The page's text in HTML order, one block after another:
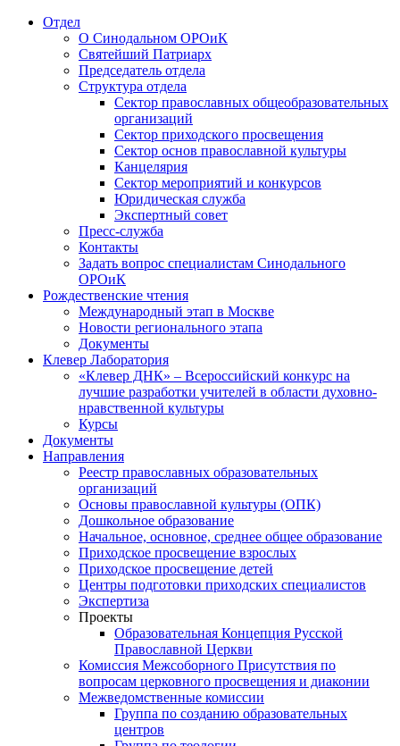
Отдел
О Синодальном ОРОиК
Святейший Патриарх
Председатель отдела
Структура отдела
Сектор православных общеобразовательных
организаций
Сектор приходского просвещения
Сектор основ православной культуры
Канцелярия
Сектор мероприятий и конкурсов
Юридическая служба
Экспертный совет
Пресс-служба
Контакты
Задать вопрос специалистам Синодального
ОРОиК
Рождественские чтения
Международный этап в Москве
Новости регионального этапа
Документы
Клевер Лаборатория
«Клевер ДНК» – Всероссийский конкурс на
лучшие разработки учителей в области духовно-
нравственной культуры
Курсы
Документы
Направления
Реестр православных образовательных
организаций
Основы православной культуры (ОПК)
Дошкольное образование
Начальное, основное, среднее общее образование
Приходское просвещение взрослых
Приходское просвещение детей
Центры подготовки приходских специалистов
Экспертиза
Проекты
Образовательная Концепция Русской
Православной Церкви
Комиссия Межсоборного Присутствия по
вопросам церковного просвещения и диаконии
Межведомственные комиссии
Группа по созданию образовательных
центров